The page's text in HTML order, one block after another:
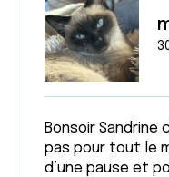
Bonsoir Sandrine
pas pour tout le
d’une pause et